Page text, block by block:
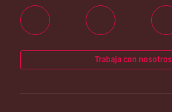
Trabaja con nosotros